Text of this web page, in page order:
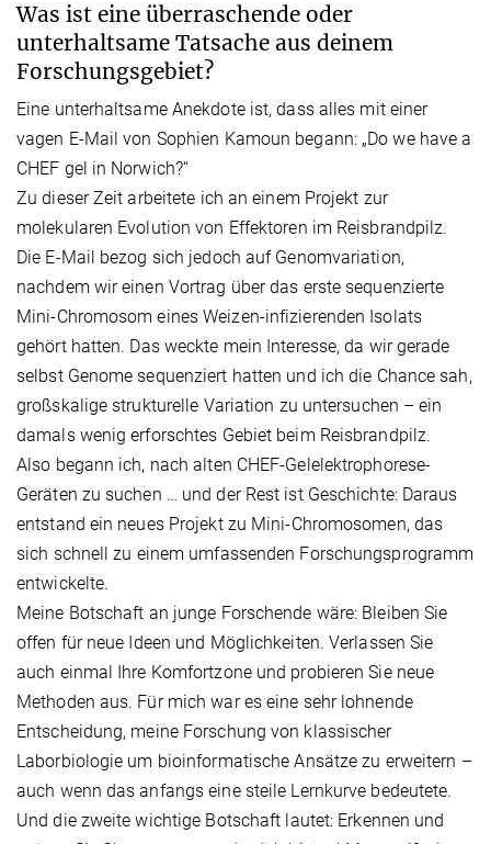
Was ist eine überraschende oder
unterhaltsame Tatsache aus deinem
Forschungsgebiet?
Eine unterhaltsame Anekdote ist, dass alles mit einer
vagen E-Mail von Sophien Kamoun begann: „Do we have a
CHEF gel in Norwich?“
Zu dieser Zeit arbeitete ich an einem Projekt zur
molekularen Evolution von Effektoren im Reisbrandpilz.
Die E-Mail bezog sich jedoch auf Genomvariation,
nachdem wir einen Vortrag über das erste sequenzierte
Mini-Chromosom eines Weizen-infizierenden Isolats
gehört hatten. Das weckte mein Interesse, da wir gerade
selbst Genome sequenziert hatten und ich die Chance sah,
großskalige strukturelle Variation zu untersuchen – ein
damals wenig erforschtes Gebiet beim Reisbrandpilz.
Also begann ich, nach alten CHEF-Gelelektrophorese-
Geräten zu suchen … und der Rest ist Geschichte: Daraus
entstand ein neues Projekt zu Mini-Chromosomen, das
sich schnell zu einem umfassenden Forschungsprogramm
entwickelte.
Meine Botschaft an junge Forschende wäre: Bleiben Sie
offen für neue Ideen und Möglichkeiten. Verlassen Sie
auch einmal Ihre Komfortzone und probieren Sie neue
Methoden aus. Für mich war es eine sehr lohnende
Entscheidung, meine Forschung von klassischer
Laborbiologie um bioinformatische Ansätze zu erweitern –
auch wenn das anfangs eine steile Lernkurve bedeutete.
Und die zweite wichtige Botschaft lautet: Erkennen und